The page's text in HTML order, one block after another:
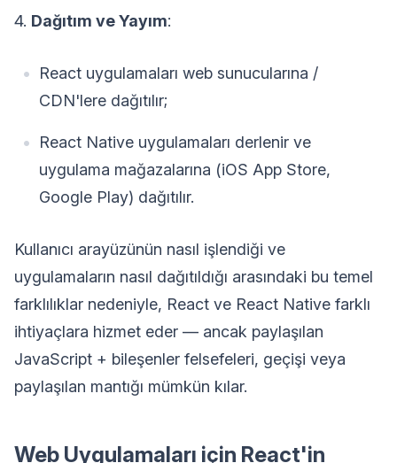
4. Dağıtım ve Yayım:
React uygulamaları web sunucularına /
CDN'lere dağıtılır;
React Native uygulamaları derlenir ve
uygulama mağazalarına (iOS App Store,
Google Play) dağıtılır.
Kullanıcı arayüzünün nasıl işlendiği ve
uygulamaların nasıl dağıtıldığı arasındaki bu temel
farklılıklar nedeniyle, React ve React Native farklı
ihtiyaçlara hizmet eder — ancak paylaşılan
JavaScript + bileşenler felsefeleri, geçişi veya
paylaşılan mantığı mümkün kılar.
Web Uygulamaları için React'in